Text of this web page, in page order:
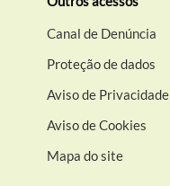
Canal de Denúncia
Proteção de dados
Aviso de Privacidade
Aviso de Cookies
Mapa do site